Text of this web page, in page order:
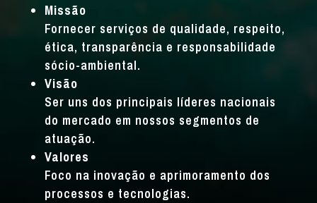
Missão
Fornecer serviços de qualidade, respeito,
ética, transparência e responsabilidade
sócio-ambiental.
Visão
Ser uns dos principais líderes nacionais
do mercado em nossos segmentos de
atuação.
Valores
Foco na inovação e aprimoramento dos
processos e tecnologias.